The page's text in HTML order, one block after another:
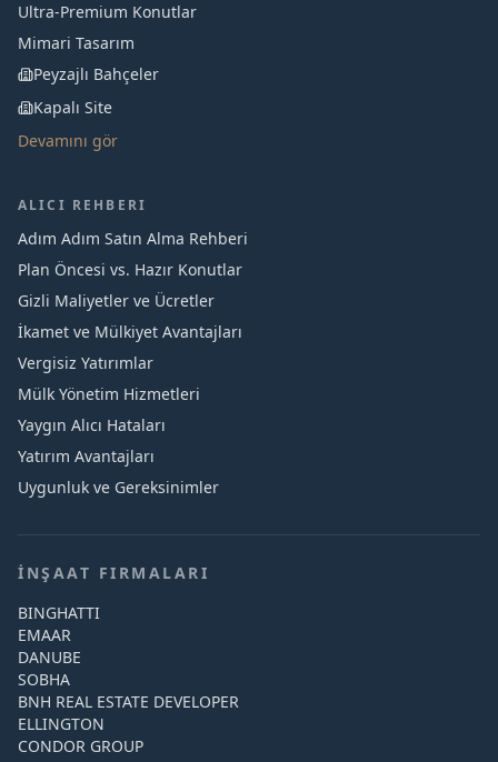
Ultra-Premium Konutlar
Mimari Tasarım
Peyzajlı Bahçeler
Kapalı Site
Devamını gör
ALICI REHBERI
Adım Adım Satın Alma Rehberi
Plan Öncesi vs. Hazır Konutlar
Gizli Maliyetler ve Ücretler
İkamet ve Mülkiyet Avantajları
Vergisiz Yatırımlar
Mülk Yönetim Hizmetleri
Yaygın Alıcı Hataları
Yatırım Avantajları
Uygunluk ve Gereksinimler
İNŞAAT FIRMALARI
BINGHATTI
EMAAR
DANUBE
SOBHA
BNH REAL ESTATE DEVELOPER
ELLINGTON
CONDOR GROUP